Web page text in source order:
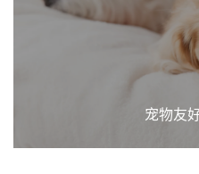
宠物友